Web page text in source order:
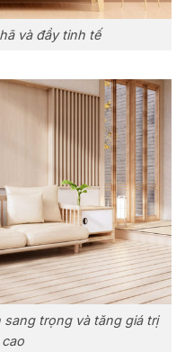
và đầy tinh tế
trọng và tăng giá trị